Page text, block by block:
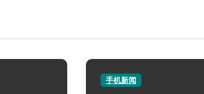
手机新闻